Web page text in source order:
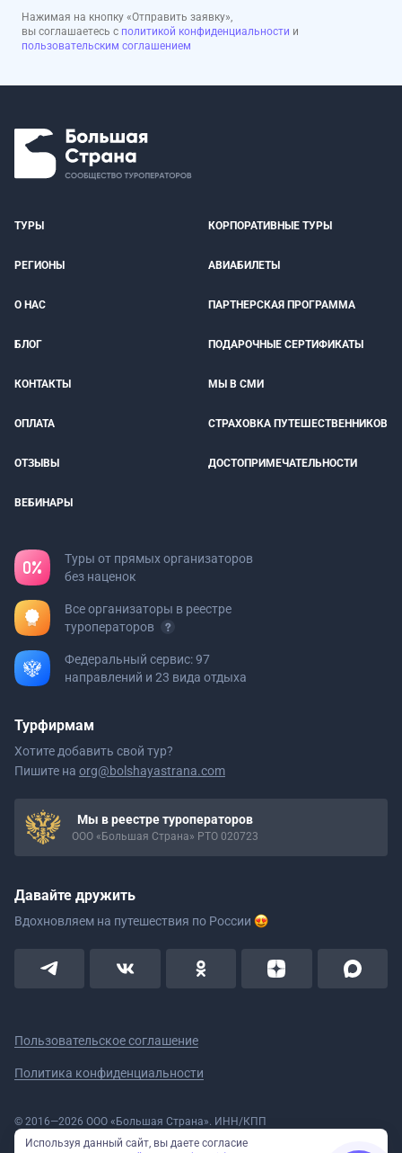
Нажимая на кнопку «Отправить заявку»,
вы соглашаетесь с политикой конфиденциальности и
пользовательским соглашением
ТУРЫ КОРПОРАТИВНЫЕ ТУРЫ
РЕГИОНЫ АВИАБИЛЕТЫ
О НАС ПАРТНЕРСКАЯ ПРОГРАММА
БЛОГ ПОДАРОЧНЫЕ СЕРТИФИКАТЫ
КОНТАКТЫ МЫ В СМИ
ОПЛАТА СТРАХОВКА ПУТЕШЕСТВЕННИКОВ
ОТЗЫВЫ ДОСТОПРИМЕЧАТЕЛЬНОСТИ
ВЕБИНАРЫ
Туры от прямых организаторов
без наценок
Все организаторы в реестре
туроператоров
Федеральный сервис: 97
направлений и 23 вида отдыха
Турфирмам
Хотите добавить свой тур?
Пишите на org@bolshayastrana.com
Мы в реестре туроператоров
ООО «Большая Страна» РТО 020723
Давайте дружить
Вдохновляем на путешествия по России
Пользовательское соглашение
Политика конфиденциальности
© 2016—2026 ООО «Большая Страна». ИНН/КПП
5908078160/590801001 ОГРН 1185958020533
Используя данный сайт, вы даете согласие